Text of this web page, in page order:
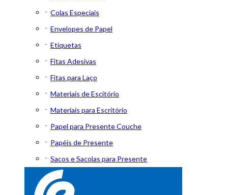
Colas Especiais
Envelopes de Papel
Etiquetas
Fitas Adesivas
Fitas para Laço
Materiais de Escitório
Materiais para Escritório
Papel para Presente Couche
Papéis de Presente
Sacos e Sacolas para Presente